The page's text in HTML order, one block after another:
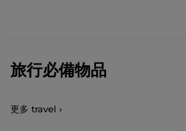
旅行必備物品
更多 travel ›